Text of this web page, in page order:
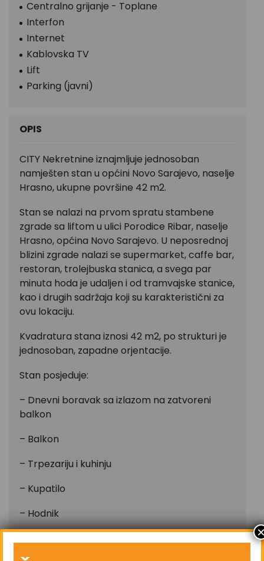
Centralno grijanje - Toplane
Interfon
Internet
Kablovska TV
Lift
Parking (javni)
OPIS
CITY Nekretnine iznajmljuje jednosoban
namješten stan u općini Novo Sarajevo, naselje
Hrasno, ukupne površine 42 m2.
Stan se nalazi na prvom spratu stambene
zgrade sa liftom u ulici Porodice Ribar, naselje
Hrasno, općina Novo Sarajevo. U neposrednoj
blizini zgrade nalazi se supermarket, caffe bar,
restoran, trolejbuska stanica, a svega par
minuta hoda je udaljen i od tramvajske stanice,
kao i drugih sadržaja koji su karakteristični za
ovu lokaciju.
Kvadratura stana iznosi 42 m2, po strukturi je
jednosoban, zapadne orjentacije.
Stan posjeduje:
– Dnevni boravak sa izlazom na zatvoreni
balkon
– Balkon
– Trpezariju i kuhinju
– Kupatilo
– Hodnik